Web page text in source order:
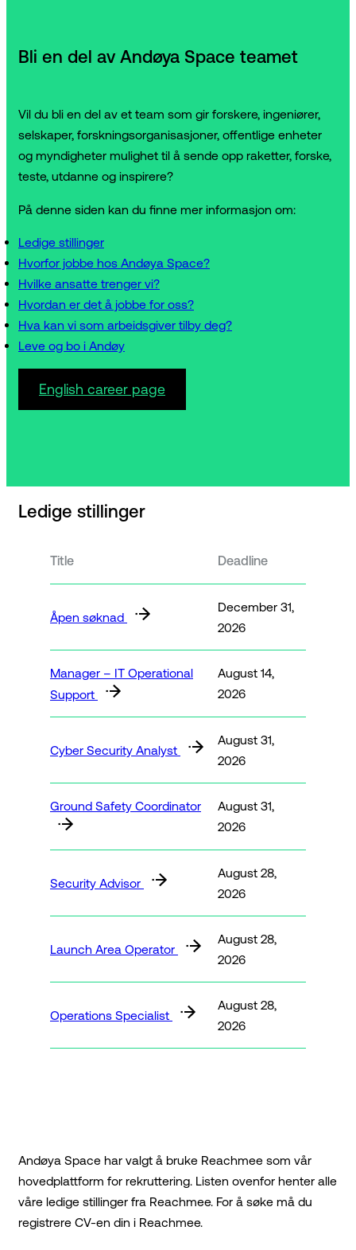
Bli en del av Andøya Space teamet
Vil du bli en del av et team som gir forskere, ingeniører,
selskaper, forskningsorganisasjoner, offentlige enheter
og myndigheter mulighet til å sende opp raketter, forske,
teste, utdanne og inspirere?
På denne siden kan du finne mer informasjon om:
Ledige stillinger
Hvorfor jobbe hos Andøya Space?
Hvilke ansatte trenger vi?
Hvordan er det å jobbe for oss?
Hva kan vi som arbeidsgiver tilby deg?
Leve og bo i Andøy
English career page
Ledige stillinger
Title Deadline
Åpen søknad
December 31,
2026
Manager – IT Operational
Support
August 14,
2026
Cyber Security Analyst
August 31,
2026
Ground Safety Coordinator
August 31,
2026
Security Advisor
August 28,
2026
Launch Area Operator
August 28,
2026
Operations Specialist
August 28,
2026
Andøya Space har valgt å bruke Reachmee som vår
hovedplattform for rekruttering. Listen ovenfor henter alle
våre ledige stillinger fra Reachmee. For å søke må du
registrere CV-en din i Reachmee.